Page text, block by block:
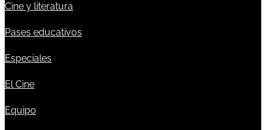
Cine y literatura
Pases educativos
Especiales
El Cine
Equipo